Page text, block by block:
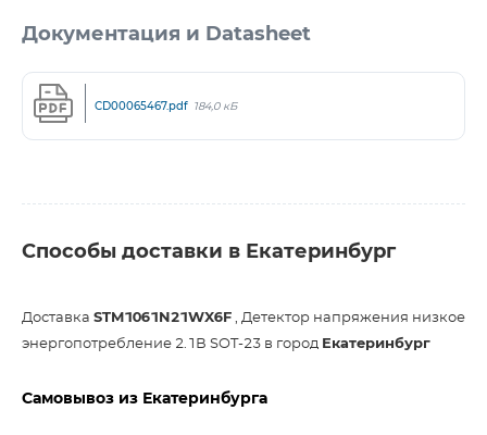
Документация и Datasheet
CD00065467.pdf 184,0 кБ
Способы доставки в Екатеринбург
Доставка STM1061N21WX6F , Детектор напряжения низкое
энергопотребление 2.1В SOT-23 в город Екатеринбург
Самовывоз из Екатеринбурга